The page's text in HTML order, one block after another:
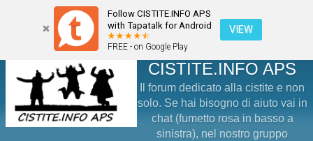
Follow CISTITE.INFO APS
with Tapatalk for Android
FREE - on Google Play
VIEW
CISTITE.INFO APS
Il forum dedicato alla cistite e non
solo. Se hai bisogno di aiuto vai in
chat (fumetto rosa in basso a
sinistra), nel nostro gruppo